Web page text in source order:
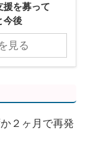
援を募って
今後
見る
２ヶ月で再発